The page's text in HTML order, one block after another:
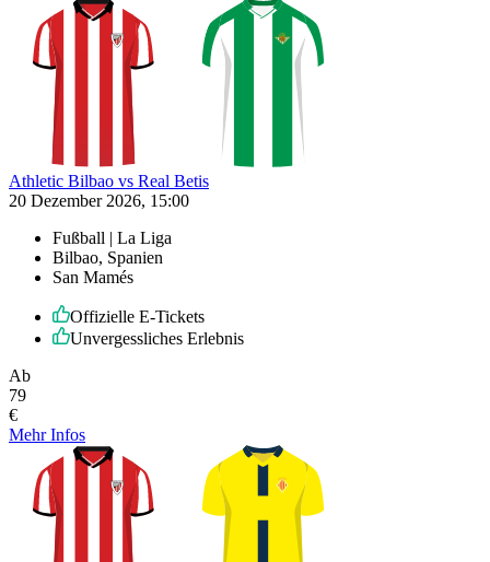
Athletic Bilbao vs Real Betis
20 Dezember 2026, 15:00
Fußball | La Liga
Bilbao, Spanien
San Mamés
Offizielle E-Tickets
Unvergessliches Erlebnis
Ab
79
€
Mehr Infos